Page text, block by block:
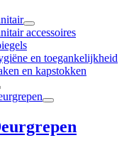
accessoires
en toegankelijkheid
en kapstokken